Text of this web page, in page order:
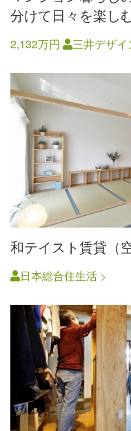
分けて日々を楽しむ
2,132万円 三井デザイ
和テイスト賃貸（
日本総合住生活